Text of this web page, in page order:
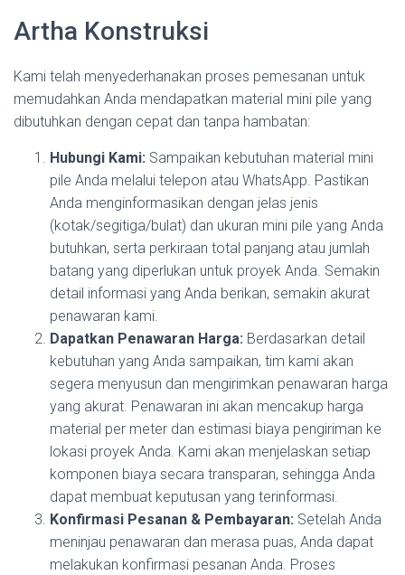
Artha Konstruksi
Kami telah menyederhanakan proses pemesanan untuk
memudahkan Anda mendapatkan material mini pile yang
dibutuhkan dengan cepat dan tanpa hambatan:
Hubungi Kami: Sampaikan kebutuhan material mini
pile Anda melalui telepon atau WhatsApp. Pastikan
Anda menginformasikan dengan jelas jenis
(kotak/segitiga/bulat) dan ukuran mini pile yang Anda
butuhkan, serta perkiraan total panjang atau jumlah
batang yang diperlukan untuk proyek Anda. Semakin
detail informasi yang Anda berikan, semakin akurat
penawaran kami.
Dapatkan Penawaran Harga: Berdasarkan detail
kebutuhan yang Anda sampaikan, tim kami akan
segera menyusun dan mengirimkan penawaran harga
yang akurat. Penawaran ini akan mencakup harga
material per meter dan estimasi biaya pengiriman ke
lokasi proyek Anda. Kami akan menjelaskan setiap
komponen biaya secara transparan, sehingga Anda
dapat membuat keputusan yang terinformasi.
Konfirmasi Pesanan & Pembayaran: Setelah Anda
meninjau penawaran dan merasa puas, Anda dapat
melakukan konfirmasi pesanan Anda. Proses